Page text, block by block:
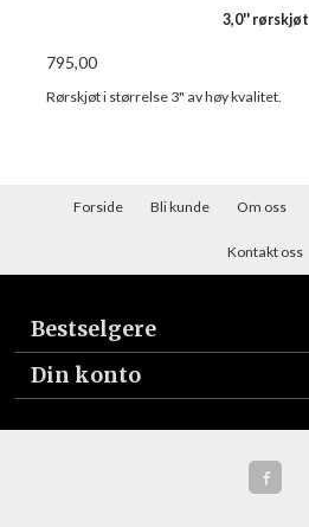
3,0'' rørskjøt
795,00
Rørskjøt i størrelse 3" av høy kvalitet.
Forside Bli kunde Om oss
Kontakt oss
Bestselgere
Din konto